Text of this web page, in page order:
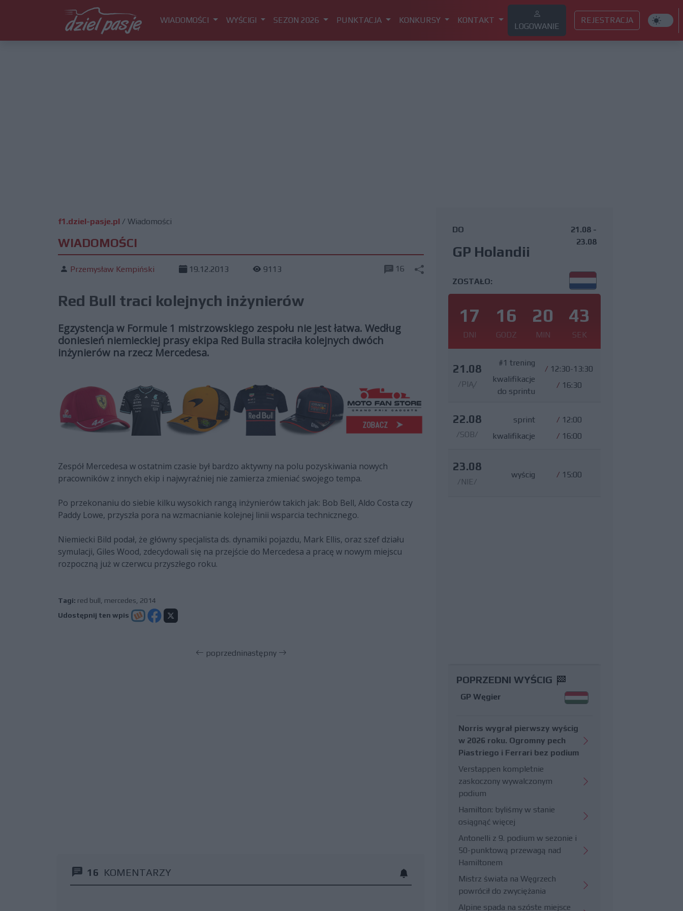
WIADOMOŚCI WYŚCIGI SEZON 2026 PUNKTACJA KONKURSY KONTAKT
LOGOWANIE
REJESTRACJA
f1.dziel-pasje.pl / Wiadomości
WIADOMOŚCI
Przemysław Kempiński 19.12.2013 9113 16
Red Bull traci kolejnych inżynierów
Egzystencja w Formule 1 mistrzowskiego zespołu nie jest łatwa. Według
doniesień niemieckiej prasy ekipa Red Bulla straciła kolejnych dwóch
inżynierów na rzecz Mercedesa.
Zespół Mercedesa w ostatnim czasie był bardzo aktywny na polu pozyskiwania nowych
pracowników z innych ekip i najwyraźniej nie zamierza zmieniać swojego tempa.
Po przekonaniu do siebie kilku wysokich rangą inżynierów takich jak: Bob Bell, Aldo Costa czy
Paddy Lowe, przyszła pora na wzmacnianie kolejnej linii wsparcia technicznego.
Niemiecki Bild podał, że główny specjalista ds. dynamiki pojazdu, Mark Ellis, oraz szef działu
symulacji, Giles Wood, zdecydowali się na przejście do Mercedesa a pracę w nowym miejscu
rozpoczną już w czerwcu przyszłego roku.
Tagi: red bull mercedes 2014
Udostępnij ten wpis
poprzedninastępny
16 KOMENTARZY
DO
GP Holandii
21.08 -
23.08
ZOSTAŁO:
17
DNI
16
GODZ
20
MIN
42
SEK
21.08
/PIĄ/
#1 trening
kwalifikacje
do sprintu
/ 12:30-13:30
/ 16:30
22.08
/SOB/
sprint
kwalifikacje
/ 12:00
/ 16:00
23.08
/NIE/
wyścig / 15:00
POPRZEDNI WYŚCIG
GP Węgier
Norris wygrał pierwszy wyścig
w 2026 roku. Ogromny pech
Piastriego i Ferrari bez podium
Verstappen kompletnie
zaskoczony wywalczonym
podium
Hamilton: byliśmy w stanie
osiągnąć więcej
Antonelli z 9. podium w sezonie i
50-punktową przewagą nad
Hamiltonem
Mistrz świata na Węgrzech
powrócił do zwyciężania
Alpine spada na szóste miejsce